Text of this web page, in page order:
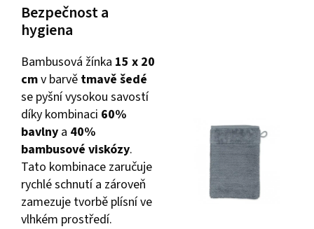
Bezpečnost a
hygiena
Bambusová žínka 15 x 20
cmv barvě tmavě šedé
se pyšní vysokou savostí
díky kombinaci 60%
bavlny a 40%
bambusové viskózy.
Tato kombinace zaručuje
rychlé schnutí a zároveň
zamezuje tvorbě plísní ve
vlhkém prostředí.